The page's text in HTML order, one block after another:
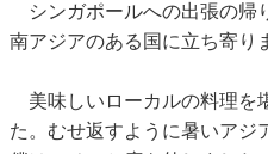
シンガポールへの出張の帰
南アジアのある国に立ち寄り
美味しいローカルの料理を
た。むせ返すように暑いアジ